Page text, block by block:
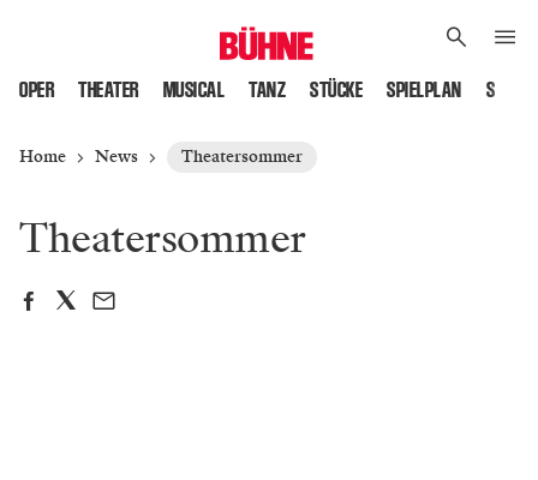
OPER THEATER MUSICAL TANZ STÜCKE SPIELPLAN
Home News Theatersommer
Theatersommer